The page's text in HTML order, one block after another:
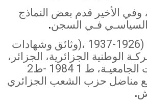
الأخير قدم بعض النماذج
السياسـي فـي السجن.
(1926-1937 ،(وثائق وشهادات
الوطنية الجزائرية، الجزائر،
ديـوان المطبوعـات الجامعيـة، ط 1 1984 -ط2
مع مناضل حزب الشعب الجزائري
.